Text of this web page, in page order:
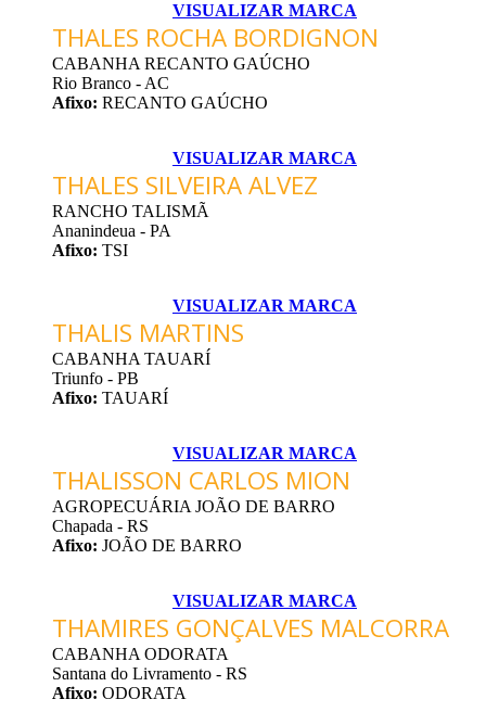
VISUALIZAR MARCA
THALES ROCHA BORDIGNON
CABANHA RECANTO GAÚCHO
Rio Branco - AC
Afixo: RECANTO GAÚCHO
VISUALIZAR MARCA
THALES SILVEIRA ALVEZ
RANCHO TALISMÃ
Ananindeua - PA
Afixo: TSI
VISUALIZAR MARCA
THALIS MARTINS
CABANHA TAUARÍ
Triunfo - PB
Afixo: TAUARÍ
VISUALIZAR MARCA
THALISSON CARLOS MION
AGROPECUÁRIA JOÃO DE BARRO
Chapada - RS
Afixo: JOÃO DE BARRO
VISUALIZAR MARCA
THAMIRES GONÇALVES MALCORRA
CABANHA ODORATA
Santana do Livramento - RS
Afixo: ODORATA